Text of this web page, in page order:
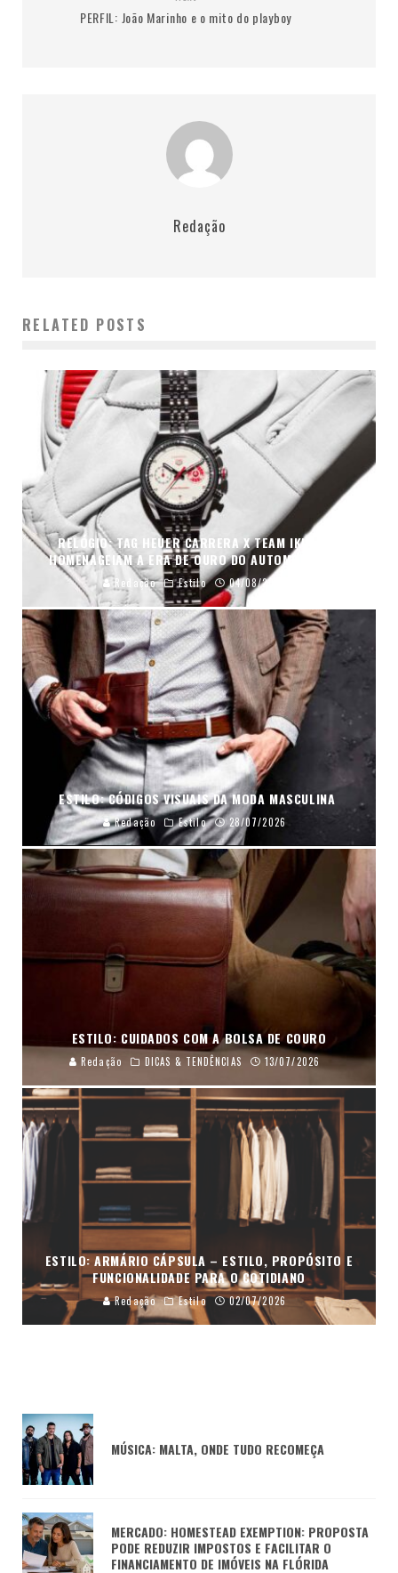
PERFIL: João Marinho e o mito do playboy
Redação
RELATED POSTS
RELÓGIO: TAG HEUER CARRERA X TEAM IKUZAWA
HOMENAGEIAM A ERA DE OURO DO AUTOMOBILISMO
Redação Estilo 04/08/2026
ESTILO: CÓDIGOS VISUAIS DA MODA MASCULINA
Redação Estilo 28/07/2026
ESTILO: CUIDADOS COM A BOLSA DE COURO
Redação DICAS & TENDÊNCIAS 13/07/2026
ESTILO: ARMÁRIO CÁPSULA – ESTILO, PROPÓSITO E
FUNCIONALIDADE PARA O COTIDIANO
Redação Estilo 02/07/2026
MÚSICA: MALTA, ONDE TUDO RECOMEÇA
MERCADO: HOMESTEAD EXEMPTION: PROPOSTA
PODE REDUZIR IMPOSTOS E FACILITAR O
FINANCIAMENTO DE IMÓVEIS NA FLÓRIDA